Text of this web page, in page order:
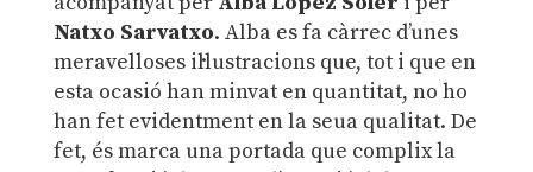
Natxo Sarvatxo. Alba es fa càrrec d’unes
meravelloses il·lustracions que, tot i que en
esta ocasió han minvat en quantitat, no ho
han fet evidentment en la seua qualitat. De
fet, és marca una portada que complix la